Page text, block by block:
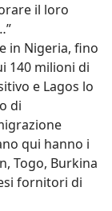
il loro
in Nigeria, fino
140 milioni di
e Lagos lo
di
qui hanno i
Togo, Burkina
fornitori di